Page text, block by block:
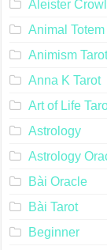
Aleister
Animal Totem
Animism Tarot
Anna K Tarot
Art of Life
Astrology
Astrology
Bài Oracle
Bài Tarot
Beginner